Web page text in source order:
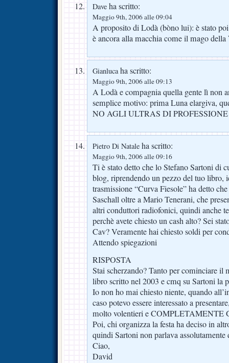
Dave ha scritto:
Maggio 9th, 2006 alle 09:04
A proposito di Lodà (bòno lui): è stato
è ancora alla macchia come il mago
Gianlucaha scritto:
Maggio 9th, 2006 alle 09:13
A Lodà e compagnia quella gente lì non
semplice motivo: prima Luna elargiva,
NO AGLI ULTRAS DI
Pietro Di Natale ha scritto:
Maggio 9th, 2006 alle 09:16
Ti è stato detto che lo Stefano Sartoni di
blog, riprendendo un pezzo del tuo libro,
trasmissione “Curva Fiesole” ha detto
Saschall oltre a Mario Tenerani, che
altri conduttori radiofonici, quindi anche
perchè avete chiesto un cash alto? Sei
Cav? Veramente hai chiesto soldi per
Attendo spiegazioni
RISPOSTA
Stai scherzando? Tanto per cominciare il
libro scritto nel 2003 e cmq su Sartoni la
Io non ho mai chiesto niente, quando
caso potevo essere interessato a
molto volentieri e COMPLETAMENTE
Poi, chi organizza la festa ha deciso in
quindi Sartoni non parlava assolutamente
Ciao,
David